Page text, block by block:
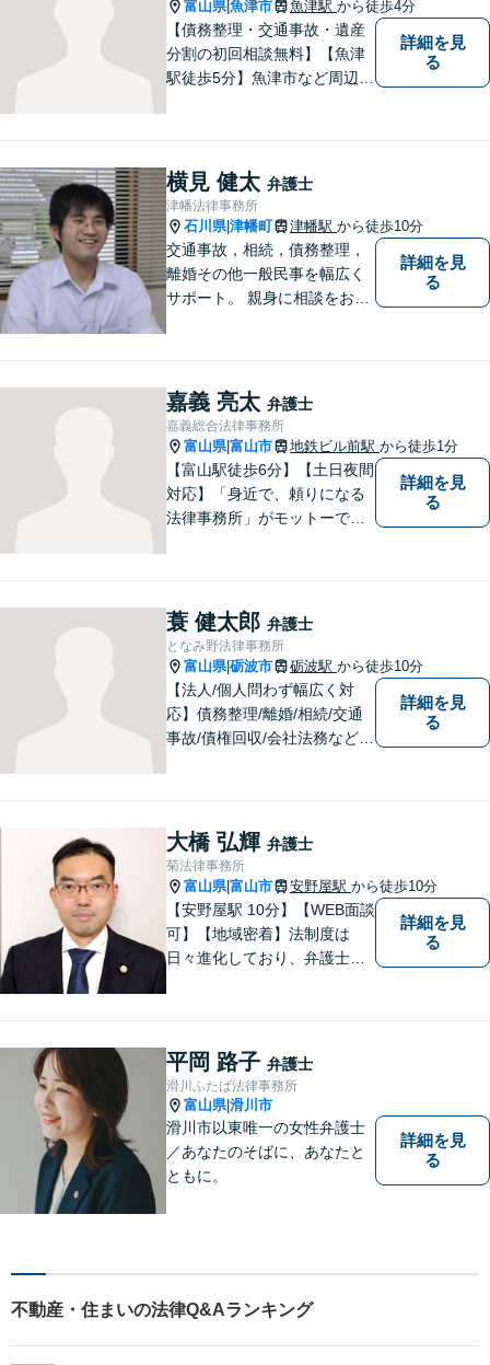
富山県|魚津市 魚津駅 から徒歩4分
【債務整理・交通事故・遺産
分割の初回相談無料】【魚津
駅徒歩5分】魚津市など周辺地
詳細を見
る
横見 健太 弁護士
津幡法律事務所
石川県|津幡町 津幡駅 から徒歩10分
交通事故，相続，債務整理，
離婚その他一般民事を幅広く
サポート。 親身に相談をお聞
詳細を見
る
嘉義 亮太 弁護士
嘉義総合法律事務所
富山県|富山市 地鉄ビル前駅 から徒歩1分
【富山駅徒歩6分】【土日夜間
対応】「身近で、頼りになる
法律事務所」がモットーで
す。お悩みになる前に、ご相
談ください。【24Hメール受
付】
詳細を見
る
蓑 健太郎 弁護士
となみ野法律事務所
富山県|砺波市 砺波駅 から徒歩10分
【法人/個人問わず幅広く対
応】債務整理/離婚/相続/交通
事故/債権回収/会社法務など幅
ますので、ぜひ一度ご相談く
ださい。【JR「砺波駅」10
分】
詳細を見
る
大橋 弘輝 弁護士
菊法律事務所
富山県|富山市 安野屋駅 から徒歩10分
【安野屋駅 10分】【WEB面談
可】【地域密着】法制度は
日々進化しており、弁護士に
の声にしっかり耳を傾ける姿
勢は変わりません。
詳細を見
る
平岡 路子 弁護士
滑川ふたば法律事務所
富山県|滑川市
滑川市以東唯一の女性弁護士
／あなたのそばに、あなたと
ともに。
詳細を見
る
不動産・住まいの法律Q&Aランキング